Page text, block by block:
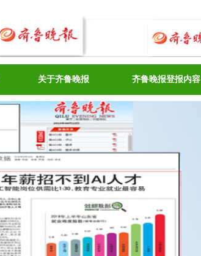
关于齐鲁晚报 齐鲁晚报登报内容